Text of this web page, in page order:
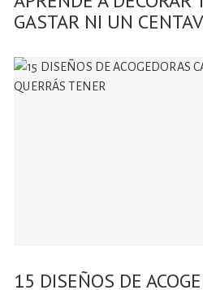
GASTAR NI UN
15 DISEÑOS DE